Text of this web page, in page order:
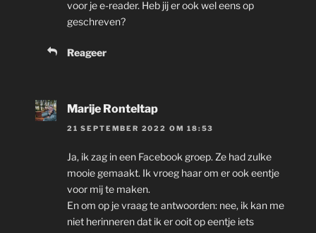
voor je e-reader. Heb jij er ook wel eens op
geschreven?
Reageer
Marije Ronteltap
21 SEPTEMBER 2022 OM 18:53
Ja, ik zag in een Facebook groep. Ze had zulke
mooie gemaakt. Ik vroeg haar om er ook eentje
voor mij te maken.
En om op je vraag te antwoorden: nee, ik kan me
niet herinneren dat ik er ooit op eentje iets